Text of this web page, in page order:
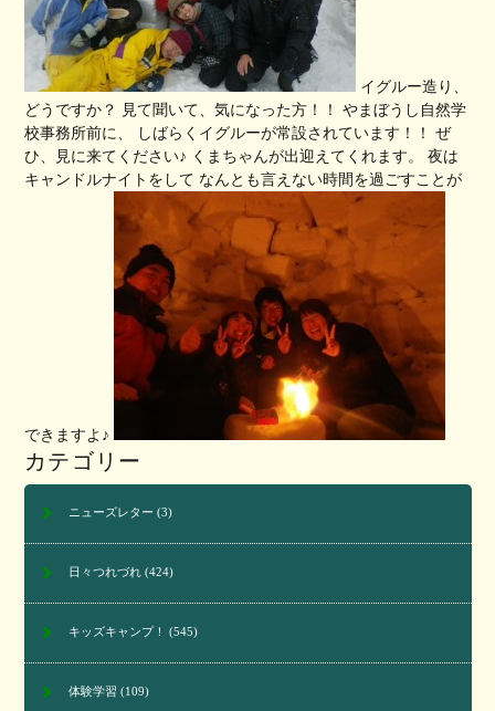
イグルー造り、
どうですか？ 見て聞いて、気になった方！！ やまぼうし自然学
校事務所前に、 しばらくイグルーが常設されています！！ ぜ
ひ、見に来てください♪ くまちゃんが出迎えてくれます。 夜は
キャンドルナイトをして なんとも言えない時間を過ごすことが
できますよ♪
カテゴリー
ニューズレター (3)
日々つれづれ(424)
キッズキャンプ！ (545)
体験学習 (109)